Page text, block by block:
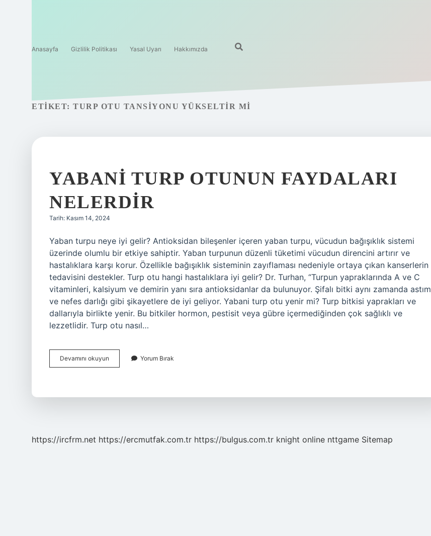
Anasayfa Gizlilik Politikası Yasal Uyarı Hakkımızda
ETIKET: TURP OTU TANSIYONU YÜKSELTIR MI
YABANI TURP OTUNUN FAYDALARI
NELERDIR
Tarih: Kasım 14, 2024
Yaban turpu neye iyi gelir? Antioksidan bileşenler içeren yaban turpu, vücudun bağışıklık sistemi
üzerinde olumlu bir etkiye sahiptir. Yaban turpunun düzenli tüketimi vücudun direncini artırır ve
hastalıklara karşı korur. Özellikle bağışıklık sisteminin zayıflaması nedeniyle ortaya çıkan kanserlerin
tedavisini destekler. Turp otu hangi hastalıklara iyi gelir? Dr. Turhan, “Turpun yapraklarında A ve C
vitaminleri, kalsiyum ve demirin yanı sıra antioksidanlar da bulunuyor. Şifalı bitki aynı zamanda astım
ve nefes darlığı gibi şikayetlere de iyi geliyor. Yabani turp otu yenir mi? Turp bitkisi yaprakları ve
dallarıyla birlikte yenir. Bu bitkiler hormon, pestisit veya gübre içermediğinden çok sağlıklı ve
lezzetlidir. Turp otu nasıl…
Devamını okuyun
Turp
Yorum Bırak
https://ircfrm.net https://ercmutfak.com.tr https://bulgus.com.tr knight online nttgame Sitemap